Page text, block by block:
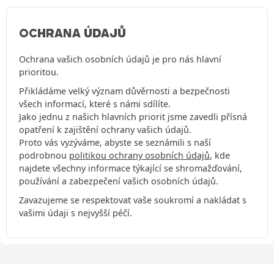
OCHRANA ÚDAJŮ
Ochrana vašich osobních údajů je pro nás hlavní
prioritou.
Přikládáme velký význam důvěrnosti a bezpečnosti
všech informací, které s námi sdílíte.
Jako jednu z našich hlavních priorit jsme zavedli přísná
opatření k zajištění ochrany vašich údajů.
Proto vás vyzýváme, abyste se seznámili s naší
podrobnou politikou ochrany osobních údajů, kde
najdete všechny informace týkající se shromažďování,
používání a zabezpečení vašich osobních údajů.
Zavazujeme se respektovat vaše soukromí a nakládat s
vašimi údaji s nejvyšší péčí.